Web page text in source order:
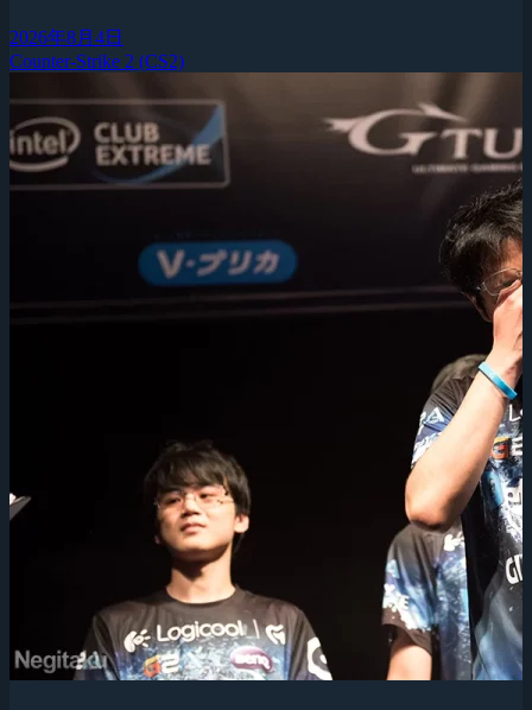
2026年8月4日
Counter-Strike 2 (CS2)